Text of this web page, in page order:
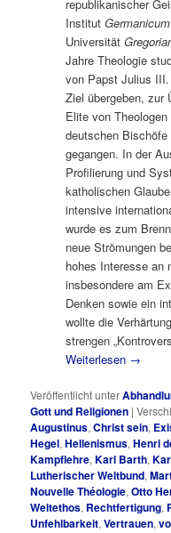
republikanischer
InstitutGermanicum
Universität
Jahre Theologie
von Papst Julius
Ziel übergeben, zur
Elite von
deutschen
gegangen. In der
Profilierung und
katholischen
intensive
wurde es zum
neue Strömungen
hohes Interesse an
insbesondere am
Denken sowie ein
wollte die
strengen
Weiterlesen →
Veröffentlicht unter
Gott und Religionen |
Augustinus,Christ sein,
Hegel,Hellenismus,Henri
Kampflehre,Karl Barth,
Lutherischer Weltbund,
Nouvelle Théologie,Otto
Weltethos, Rechtfertigung,
Unfehlbarkeit,Vertrauen,